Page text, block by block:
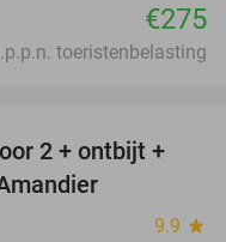
€275
toeristenbelasting
32%
2 + ontbijt +
9.9 star